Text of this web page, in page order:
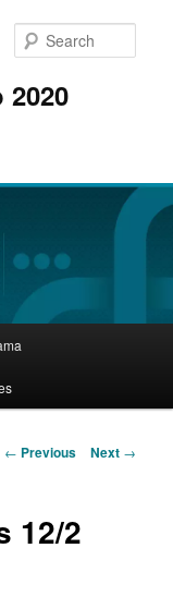
Post
← Previous Next →
12/2